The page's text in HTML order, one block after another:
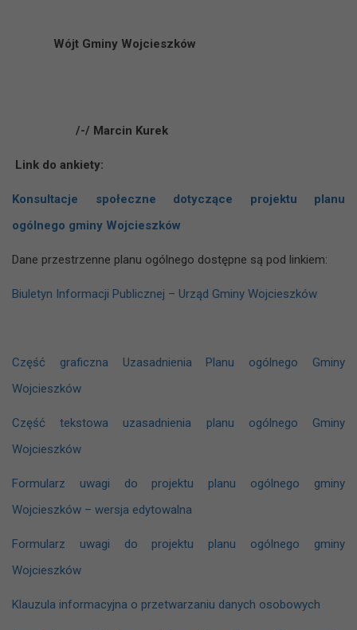
Wójt Gminy Wojcieszków
/-/ Marcin Kurek
Link do ankiety:
Konsultacje społeczne dotyczące projektu planu
ogólnego gminy Wojcieszków
Dane przestrzenne planu ogólnego dostępne są pod linkiem:
Biuletyn Informacji Publicznej – Urząd Gminy Wojcieszków
Część graficzna Uzasadnienia Planu ogólnego Gminy
Wojcieszków
Część tekstowa uzasadnienia planu ogólnego Gminy
Wojcieszków
Formularz uwagi do projektu planu ogólnego gminy
Wojcieszków – wersja edytowalna
Formularz uwagi do projektu planu ogólnego gminy
Wojcieszków
Klauzula informacyjna o przetwarzaniu danych osobowych